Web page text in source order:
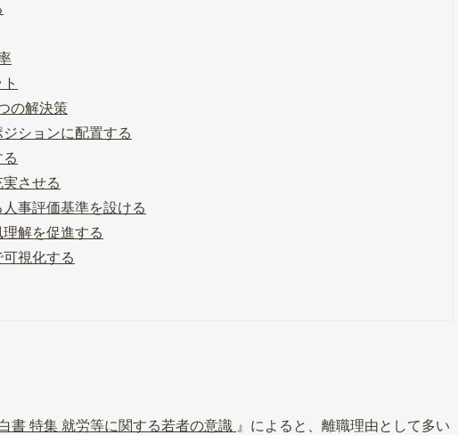
の解決策
ションに配置する
させる
事評価基準を設ける
解を促進する
視化する
書 特集 就労等に関する若者の意識 』によると、離職理由として多い